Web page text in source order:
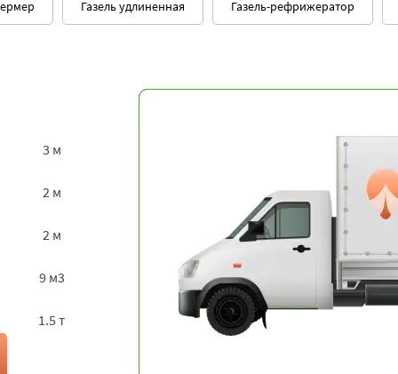
Газель удлиненная Газель-рефрижератор
3 м
2 м
2 м
9 м3
1.5 т